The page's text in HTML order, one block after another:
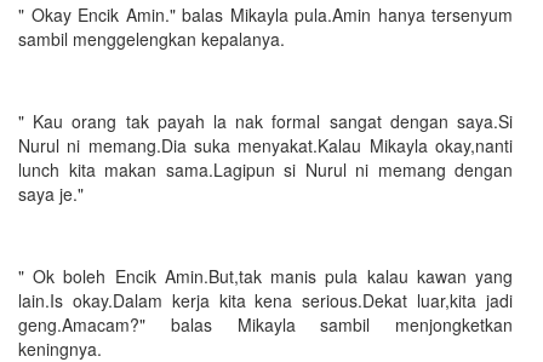
" Okay Encik Amin." balas Mikayla pula.Amin hanya tersenyum
sambil menggelengkan kepalanya.
" Kau orang tak payah la nak formal sangat dengan saya.Si
Nurul ni memang.Dia suka menyakat.Kalau Mikayla okay,nanti
lunch kita makan sama.Lagipun si Nurul ni memang dengan
saya je."
" Ok boleh Encik Amin.But,tak manis pula kalau kawan yang
lain.Is okay.Dalam kerja kita kena serious.Dekat luar,kita jadi
geng.Amacam?" balas Mikayla sambil menjongketkan
keningnya.